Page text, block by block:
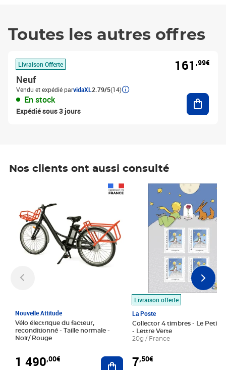
Toutes les autres offres
Livraison Offerte
Neuf
Vendu et expédié parvidaXL 2.79/5(14)
En stock
Expédié sous 3 jours
161 ,99€
Nos clients ont aussi consulté
Nouvelle Attitude
Vélo électrique du facteur,
reconditionné - Taille normale -
Noir/ Rouge
1 490,00€ Ajouter au panier
Livraison offerte
La Poste
Collector 4 timbres - Le Petit
- Lettre Verte
20g / France
7,50€
Prix 7,50€